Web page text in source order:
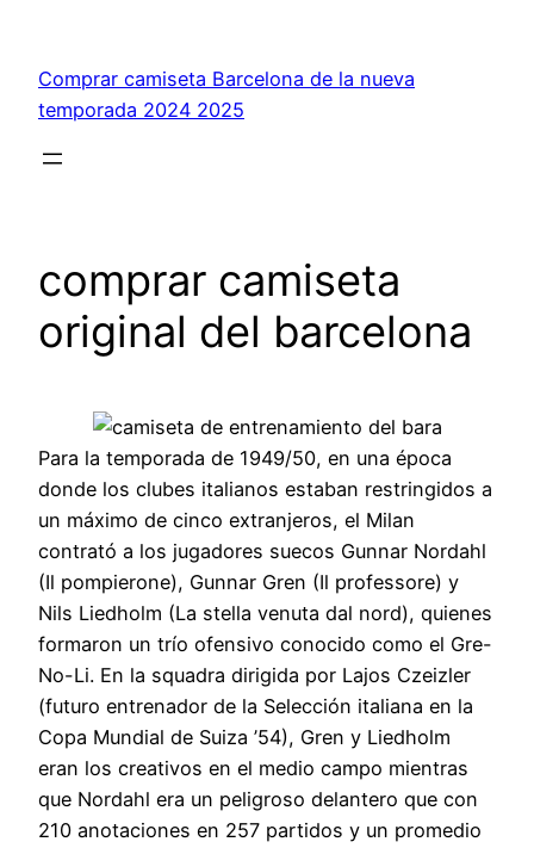
contenido
Comprar camiseta Barcelona de la nueva
temporada 2024 2025
comprar camiseta
original del barcelona
Para la temporada de 1949/50, en una época
donde los clubes italianos estaban restringidos a
un máximo de cinco extranjeros, el Milan
contrató a los jugadores suecos Gunnar Nordahl
(Il pompierone), Gunnar Gren (Il professore) y
Nils Liedholm (La stella venuta dal nord), quienes
formaron un trío ofensivo conocido como el Gre-
No-Li. En la squadra dirigida por Lajos Czeizler
(futuro entrenador de la Selección italiana en la
Copa Mundial de Suiza ’54), Gren y Liedholm
eran los creativos en el medio campo mientras
que Nordahl era un peligroso delantero que con
210 anotaciones en 257 partidos y un promedio